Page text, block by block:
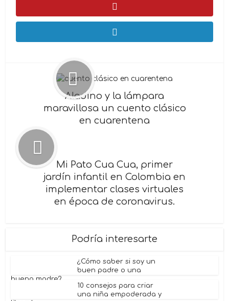
Aladino y la lámpara
maravillosa un cuento clásico
en cuarentena
Mi Pato Cua Cua, primer
jardín infantil en Colombia en
implementar clases virtuales
en época de coronavirus.
Podría interesarte
¿Cómo saber si soy un
buen padre o una
buena madre? ...
10 consejos para criar
una niña empoderada y